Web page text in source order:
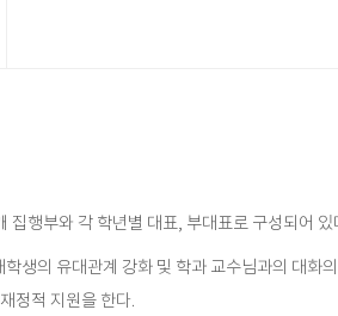
행부와 각 학년별 대표, 부대표로 구성되어
생의 유대관계 강화 및 학과 교수님과의 대화
정적 지원을 한다.